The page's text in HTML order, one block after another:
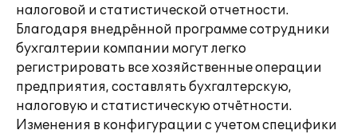
налоговой и статистической отчетности.
Благодаря внедрённой программе сотрудники
бухгалтерии компании могут легко
регистрировать все хозяйственные операции
предприятия, составлять бухгалтерскую,
налоговую и статистическую отчётности.
Изменения в конфигурации с учетом специфики